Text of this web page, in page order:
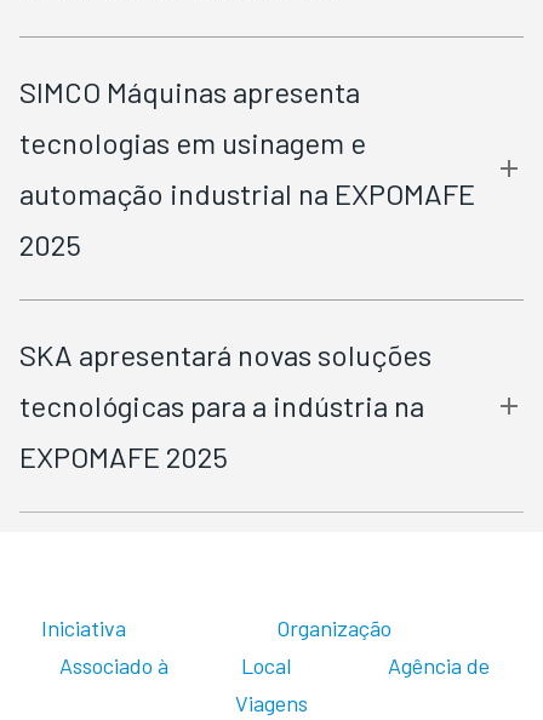
SIMCO Máquinas apresenta
tecnologias em usinagem e
automação industrial na EXPOMAFE
2025
SKA apresentará novas soluções
tecnológicas para a indústria na
EXPOMAFE 2025
Iniciativa Organização
Associado à Local Agência de
Viagens